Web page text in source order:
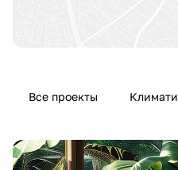
Все проекты